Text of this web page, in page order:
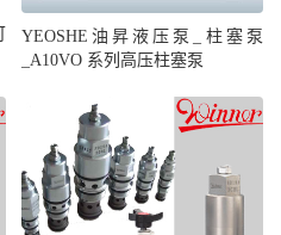
YEOSHE油昇液压泵_柱塞泵
_A10VO 系列高压柱塞泵